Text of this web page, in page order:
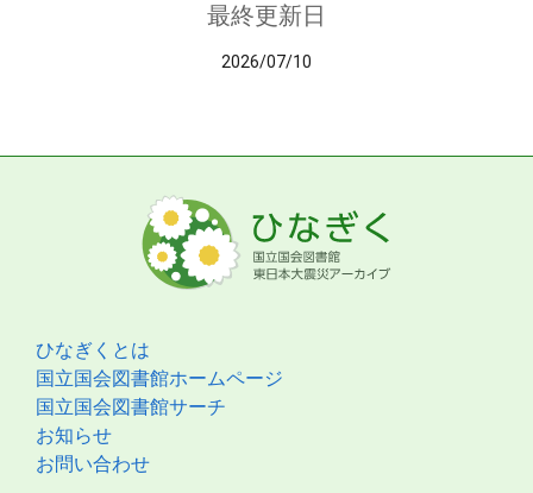
最終更新日
2026/07/10
ひなぎくとは
国立国会図書館ホームページ
国立国会図書館サーチ
お知らせ
お問い合わせ